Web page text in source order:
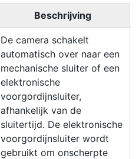
Beschrijving
De camera schakelt
automatisch over naar een
mechanische sluiter of een
elektronische
voorgordijnsluiter,
afhankelijk van de
sluitertijd. De elektronische
voorgordijnsluiter wordt
gebruikt om onscherpte